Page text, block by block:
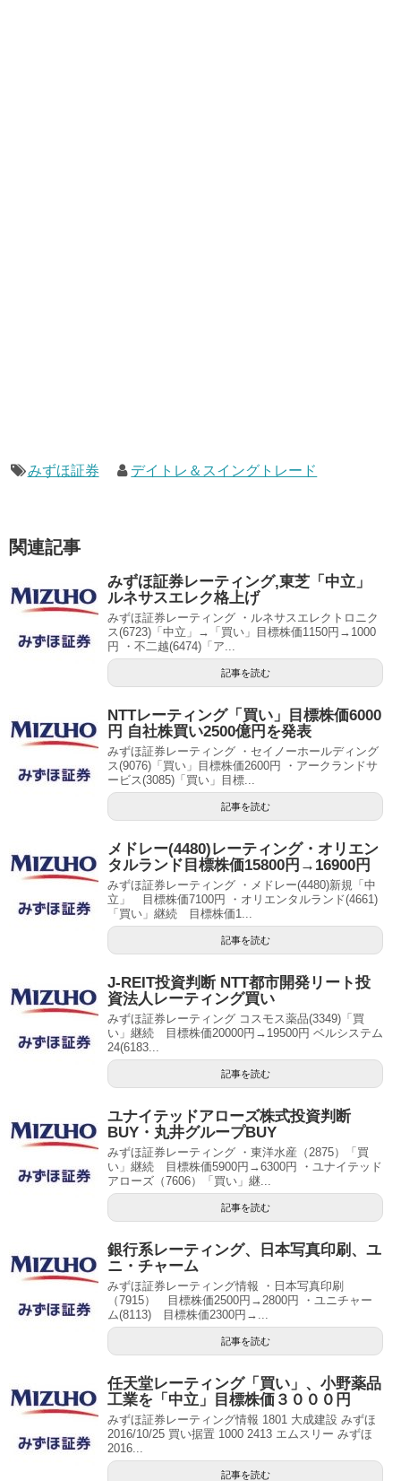
みずほ証券 デイトレ＆スイングトレード
関連記事
みずほ証券レーティング,東芝「中立」
ルネサスエレク格上げ
みずほ証券レーティング ・ルネサスエレクトロニク
ス(6723)「中立」→「買い」目標株価1150円→1000
円 ・不二越(6474)「ア...
記事を読む
NTTレーティング「買い」目標株価6000
円 自社株買い2500億円を発表
みずほ証券レーティング ・セイノーホールディング
ス(9076)「買い」目標株価2600円 ・アークランドサ
ービス(3085)「買い」目標...
記事を読む
メドレー(4480)レーティング・オリエン
タルランド目標株価15800円→16900円
みずほ証券レーティング ・メドレー(4480)新規「中
立」 目標株価7100円 ・オリエンタルランド(4661)
「買い」継続 目標株価1...
記事を読む
J-REIT投資判断 NTT都市開発リート投
資法人レーティング買い
みずほ証券レーティング コスモス薬品(3349)「買
い」継続 目標株価20000円→19500円 ベルシステム
24(6183...
記事を読む
ユナイテッドアローズ株式投資判断
BUY・丸井グループBUY
みずほ証券レーティング ・東洋水産（2875）「買
い」継続 目標株価5900円→6300円 ・ユナイテッド
アローズ（7606）「買い」継...
記事を読む
銀行系レーティング、日本写真印刷、ユ
ニ・チャーム
みずほ証券レーティング情報 ・日本写真印刷
（7915） 目標株価2500円→2800円 ・ユニチャー
ム(8113) 目標株価2300円→...
記事を読む
任天堂レーティング「買い」、小野薬品
工業を「中立」目標株価３０００円
みずほ証券レーティング情報 1801 大成建設 みずほ
2016/10/25 買い据置 1000 2413 エムスリー みずほ
2016...
記事を読む